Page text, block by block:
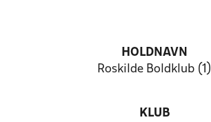
HOLDNAVN
Roskilde Boldklub (1)
KLUB